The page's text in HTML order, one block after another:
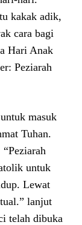
kakak adik,
cara bagi
Hari Anak
Peziarah
masuk
Tuhan.
untuk
Lewat
lanjut
telah dibuka